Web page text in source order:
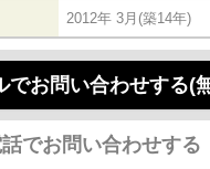
2012年 3月(築14年)
でお問い合わせする(
話でお問い合わせする